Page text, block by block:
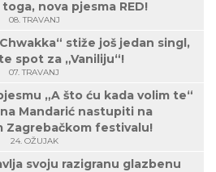
nova pjesma RED!
08. TRAVANJ
stiže još jedan singl,
spot za „Vaniliju“!
07. TRAVANJ
„A što ću kada volim te“
Mandarić nastupiti na
Zagrebačkom festivalu!
24. OŽUJAK
svoju razigranu glazbenu